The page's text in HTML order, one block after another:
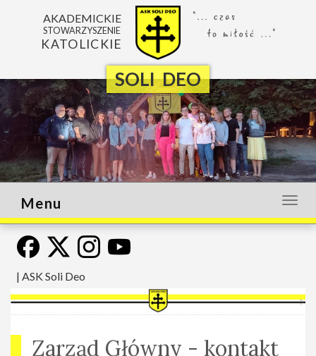
SOLI DEO
AKADEMICKIE
STOWARZYSZENIE
KATOLICKIE
lub
Menu
| ASK Soli Deo
Zarząd Główny - kontakt